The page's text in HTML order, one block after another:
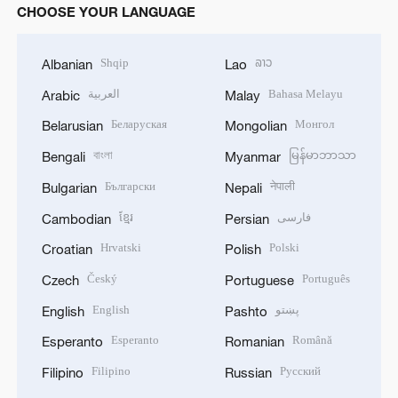
CHOOSE YOUR LANGUAGE
Albanian Shqip
Arabic العربية
Belarusian Беларуская
Bengali বাংলা
Bulgarian Български
Cambodian ខ្មែរ
Croatian Hrvatski
Czech Český
English English
Esperanto Esperanto
Filipino Filipino
Lao ລາວ
Malay Bahasa Melayu
Mongolian Монгол
Myanmar မြန်မာဘာသာ
Nepali नेपाली
Persian فارسی
Polish Polski
Portuguese Português
Pashto پښتو
Romanian Română
Russian Русский